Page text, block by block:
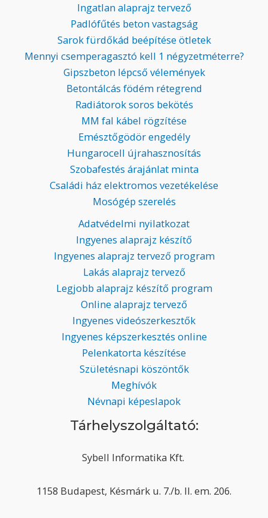
Ingatlan alaprajz tervező
Padlófűtés beton vastagság
Sarok fürdőkád beépítése ötletek
Mennyi csemperagasztó kell 1 négyzetméterre?
Gipszbeton lépcső vélemények
Betontálcás födém rétegrend
Radiátorok soros bekötés
MM fal kábel rögzítése
Emésztőgödör engedély
Hungarocell újrahasznosítás
Szobafestés árajánlat minta
Családi ház elektromos vezetékelése
Mosógép szerelés
Adatvédelmi nyilatkozat
Ingyenes alaprajz készítő
Ingyenes alaprajz tervező program
Lakás alaprajz tervező
Legjobb alaprajz készítő program
Online alaprajz tervező
Ingyenes videószerkesztők
Ingyenes képszerkesztés online
Pelenkatorta készítése
Születésnapi köszöntők
Meghívók
Névnapi képeslapok
Tárhelyszolgáltató:
Sybell Informatika Kft.
1158 Budapest, Késmárk u. 7./b. II. em. 206.